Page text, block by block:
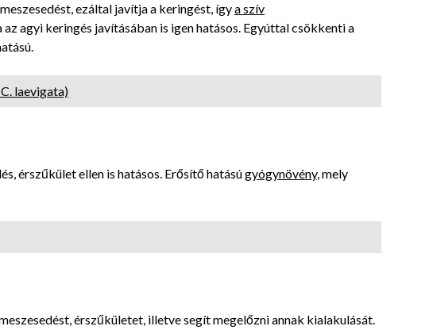
ezáltal javítja a keringést, ígya szív
az agyi keringés javításában is igen hatásos. Egyúttal csökkenti a
laevigata)
érszűkület ellen is hatásos. Erősítő hatásúgyógynövény, mely
érszűkületet, illetve segít megelőzni annak kialakulását.